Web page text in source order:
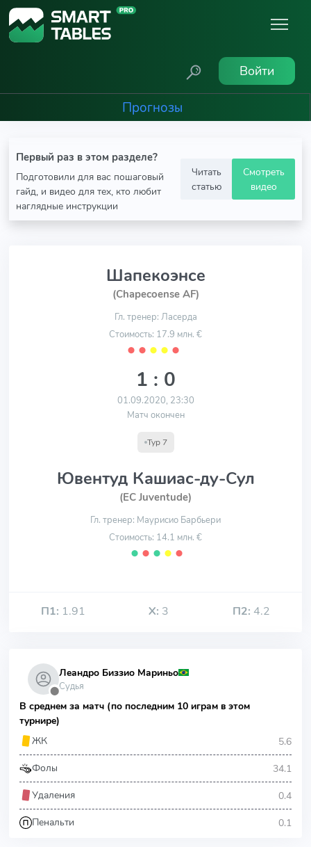
Войти
Прогнозы
Первый раз в этом разделе?
Подготовили для вас пошаговый
гайд, и видео для тех, кто любит
наглядные инструкции
Читать
статью
Смотреть
видео
Шапекоэнсе
(Chapecoense AF)
Гл. тренер: Ласерда
Стоимость: 17.9 млн. €
⬤ ⬤ ⬤ ⬤ ⬤
1 : 0
01.09.2020, 23:30
Матч окончен
Тур 7
Ювентуд Кашиас-ду-Сул
(EC Juventude)
Гл. тренер: Маурисио Барбьери
Стоимость: 14.1 млн. €
⬤ ⬤ ⬤ ⬤ ⬤
П1: 1.91 Х: 3 П2: 4.2
⬤
Леандро Биззио Мариньо
Судья
В среднем за матч (по последним 10 играм в этом
турнире)
ЖК
5.6
Фолы 34.1
Удаления 0.4
Пенальти 0.1